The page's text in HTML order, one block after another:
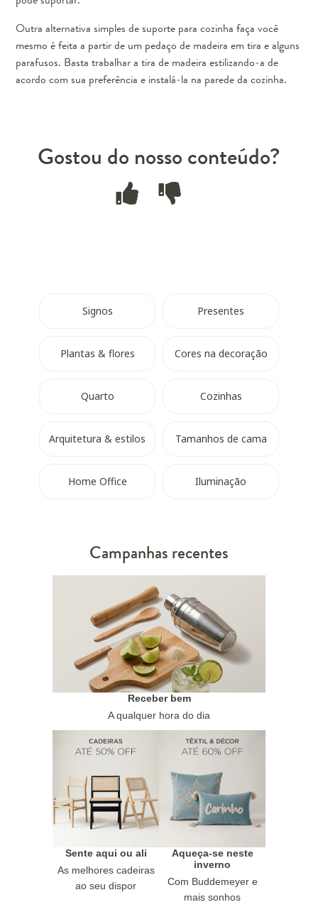
Outra alternativa simples de suporte para cozinha faça você
mesmo é feita a partir de um pedaço de madeira em tira e alguns
parafusos. Basta trabalhar a tira de madeira estilizando-a de
acordo com sua preferência e instalá-la na parede da cozinha.
Gostou do nosso conteúdo?
Signos Presentes
Plantas & flores Cores na decoração
Quarto Cozinhas
Arquitetura & estilos Tamanhos de cama
Home Office Iluminação
Campanhas recentes
Receber bem
A qualquer hora do dia
Sente aqui ou ali
As melhores cadeiras
ao seu dispor
Aqueça-se neste
inverno
Com Buddemeyer e
mais sonhos